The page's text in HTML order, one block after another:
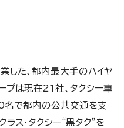
した、都内最大手のハイヤ
プは現在21社、タクシー車
で都内の公共交通を支
ス・タクシー“黒タク”を